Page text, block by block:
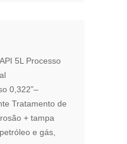
5L Processo
0,322”–
Tratamento de
+ tampa
e gás,